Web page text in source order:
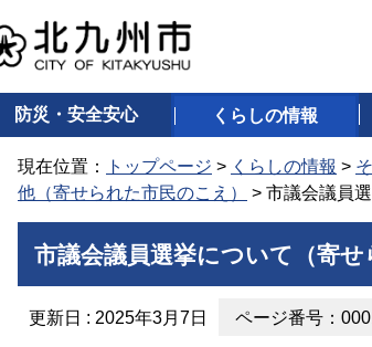
防災・安全安心 くらしの情報
現在位置： トップページ > くらしの情報 >
他（寄せられた市民のこえ）
> 市議会議員
市議会議員選挙について（寄せ
更新日 : 2025年3月7日 ページ番号：